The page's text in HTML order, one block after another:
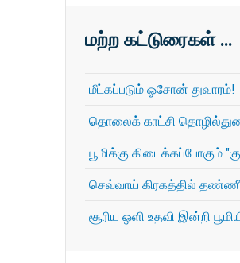
மற்ற கட்டுரைகள் …
மீட்கப்படும் ஓசோன் துவாரம்!
தொலைக் காட்சி
பூமிக்கு கிடைக்கப்போகும்
செவ்வாய் கிரகத்தில்
சூரிய ஒளி உதவி இன்றி